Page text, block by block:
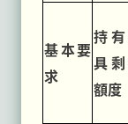
基本要
求
持
具
額度